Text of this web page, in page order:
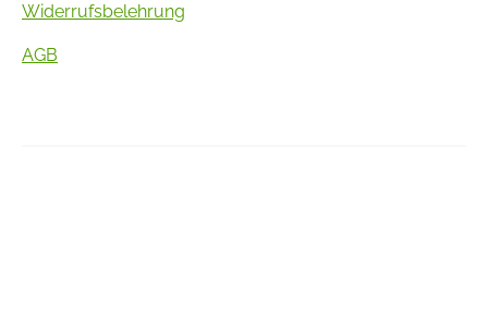
Widerrufsbelehrung
AGB